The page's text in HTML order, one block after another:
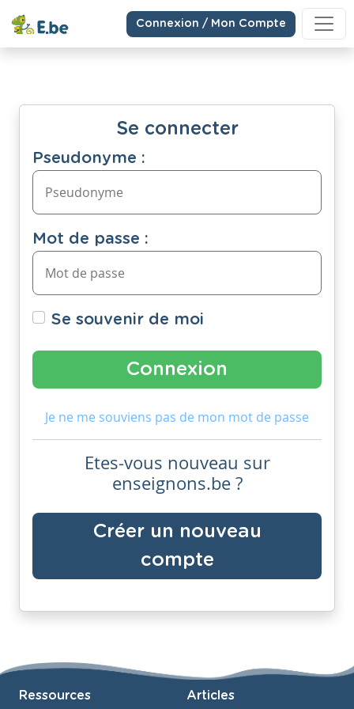
Connexion / Mon Compte
Se connecter
Pseudonyme :
Mot de passe :
Se souvenir de moi
Je ne me souviens pas de mon mot de passe
Etes-vous nouveau sur
enseignons.be ?
Créer un nouveau
compte
Ressources Articles